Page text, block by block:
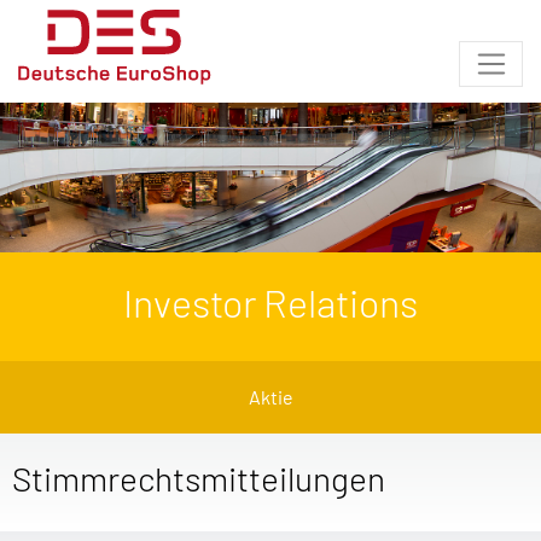
Investor Relations
Aktie
Stimmrechtsmitteilungen